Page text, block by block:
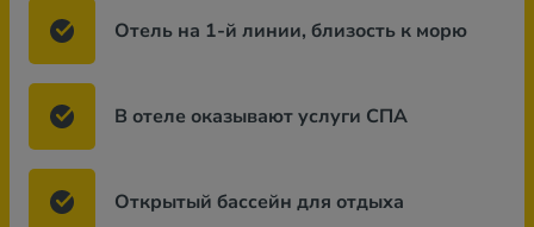
Отель на 1-й линии, близость к морю
В отеле оказывают услуги СПА
Открытый бассейн для отдыха